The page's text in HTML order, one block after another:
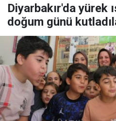
Diyarbakır'da yürek
doğum günü